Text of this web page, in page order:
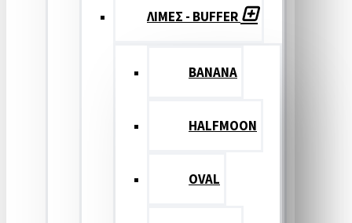
ΛΙΜΕΣ - BUFFER
BANANA
HALFMOON
OVAL